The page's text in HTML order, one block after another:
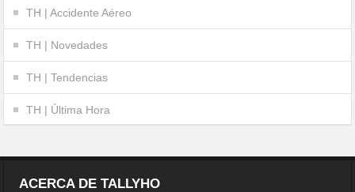
TH | Accidente Aéreo
TH | Novedades
TH | Tendencias
TH | Última Hora
ACERCA DE TALLYHO